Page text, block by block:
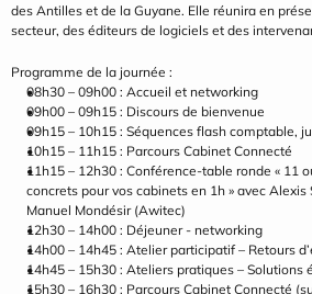
des Antilles et de la Guyane. Elle réunira en
secteur, des éditeurs de logiciels et des
Programme de la journée :
08h30 – 09h00 : Accueil et networking
09h00 – 09h15 : Discours de bienvenue
09h15 – 10h15 : Séquences flash comptable,
10h15 – 11h15 : Parcours Cabinet Connecté
11h15 – 12h30 : Conférence-table ronde « 11
concrets pour vos cabinets en 1h » avec
Manuel Mondésir (Awitec)
12h30 – 14h00 : Déjeuner - networking
14h00 – 14h45 : Atelier participatif – Retours
14h45 – 15h30 : Ateliers pratiques – Solutions
15h30 – 16h30 : Parcours Cabinet Connecté